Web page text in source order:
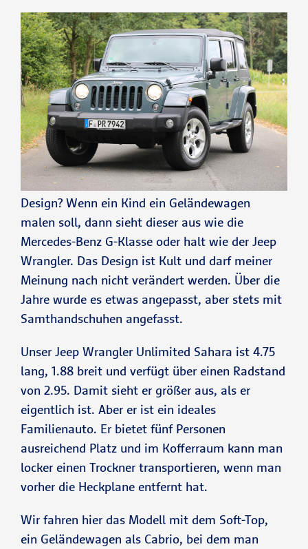
Design? Wenn ein Kind ein Geländewagen
malen soll, dann sieht dieser aus wie die
Mercedes-Benz G-Klasse oder halt wie der Jeep
Wrangler. Das Design ist Kult und darf meiner
Meinung nach nicht verändert werden. Über die
Jahre wurde es etwas angepasst, aber stets mit
Samthandschuhen angefasst.
Unser Jeep Wrangler Unlimited Sahara ist 4.75
lang, 1.88 breit und verfügt über einen Radstand
von 2.95. Damit sieht er größer aus, als er
eigentlich ist. Aber er ist ein ideales
Familienauto. Er bietet fünf Personen
ausreichend Platz und im Kofferraum kann man
locker einen Trockner transportieren, wenn man
vorher die Heckplane entfernt hat.
Wir fahren hier das Modell mit dem Soft-Top,
ein Geländewagen als Cabrio, bei dem man